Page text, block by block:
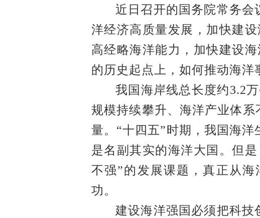
近日召开的国务院常务会
洋经济高质量发展，加快建设
高经略海洋能力，加快建设
的历史起点上，如何推动海洋
我国海岸线总长度约3.2
规模持续攀升、海洋产业体
量。“十四五”时期，我国海洋
是名副其实的海洋大国。但
不强”的发展课题，真正从
功。
建设海洋强国必须把科技